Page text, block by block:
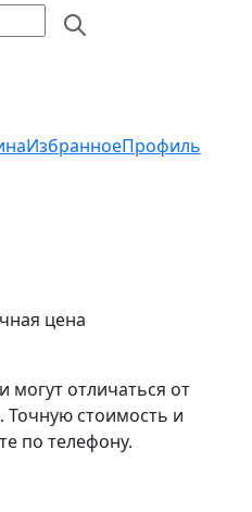
ИзбранноеПрофиль
цена
могут отличаться от
Точную стоимость и
по телефону.